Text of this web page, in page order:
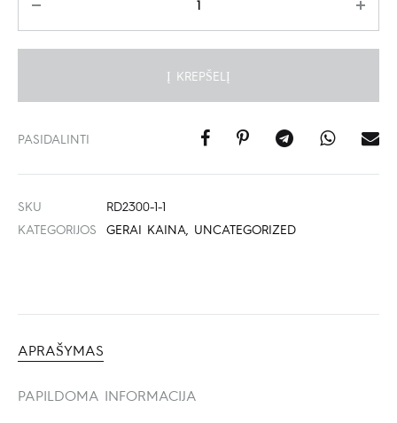
Į KREPŠELĮ
PASIDALINTI
SKU
RD2300-1-1
KATEGORIJOS
GERAI KAINA UNCATEGORIZED
APRAŠYMAS
PAPILDOMA INFORMACIJA